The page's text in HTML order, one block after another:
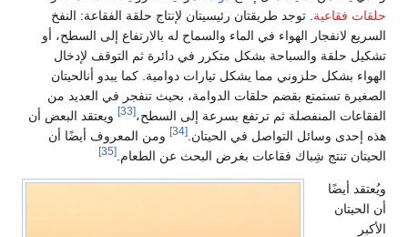
حلقات فقاعية . توجد طريقتان رئيسيتان لإنتاج حلقة الفقاعة: النفخ
السريع لانفجار الهواء في الماء والسماح له بالارتفاع إلى السطح، أو
تشكيل حلقة والسباحة بشكل متكرر في دائرة ثم التوقف لإدخال
الهواء بشكل حلزوني مما يشكل تيارات دوامية. كما يبدو أنالحيتان
الصغيرة تستمتع بقضم حلقات الدوامة، بحيث تنفجر في العديد من
الفقاعات المنفصلة ثم ترتفع بسرعة إلى السطح،[33]
ويعتقد البعض أن
هذه إحدى وسائل التواصل في الحيتان. [34]
ومن المعروف أيضًا أن
الحيتان تنتج شِباك فقاعات بغرض البحث عن الطعام. [35]
ويُعتقد أيضًا
أن الحيتان
الأكبر